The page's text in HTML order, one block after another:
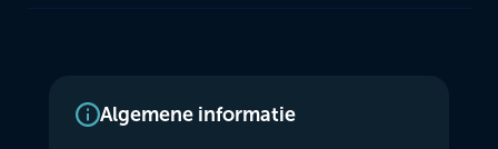
Algemene informatie